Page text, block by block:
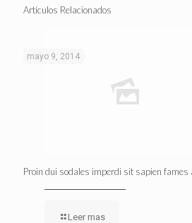
Artículos Relacionados
mayo 9, 2014
Proin dui sodales imperdi sit sapien fames
Leer mas